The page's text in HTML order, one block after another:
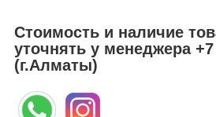
Стоимость и наличие
уточнять у менеджера+7
(г.Алматы)